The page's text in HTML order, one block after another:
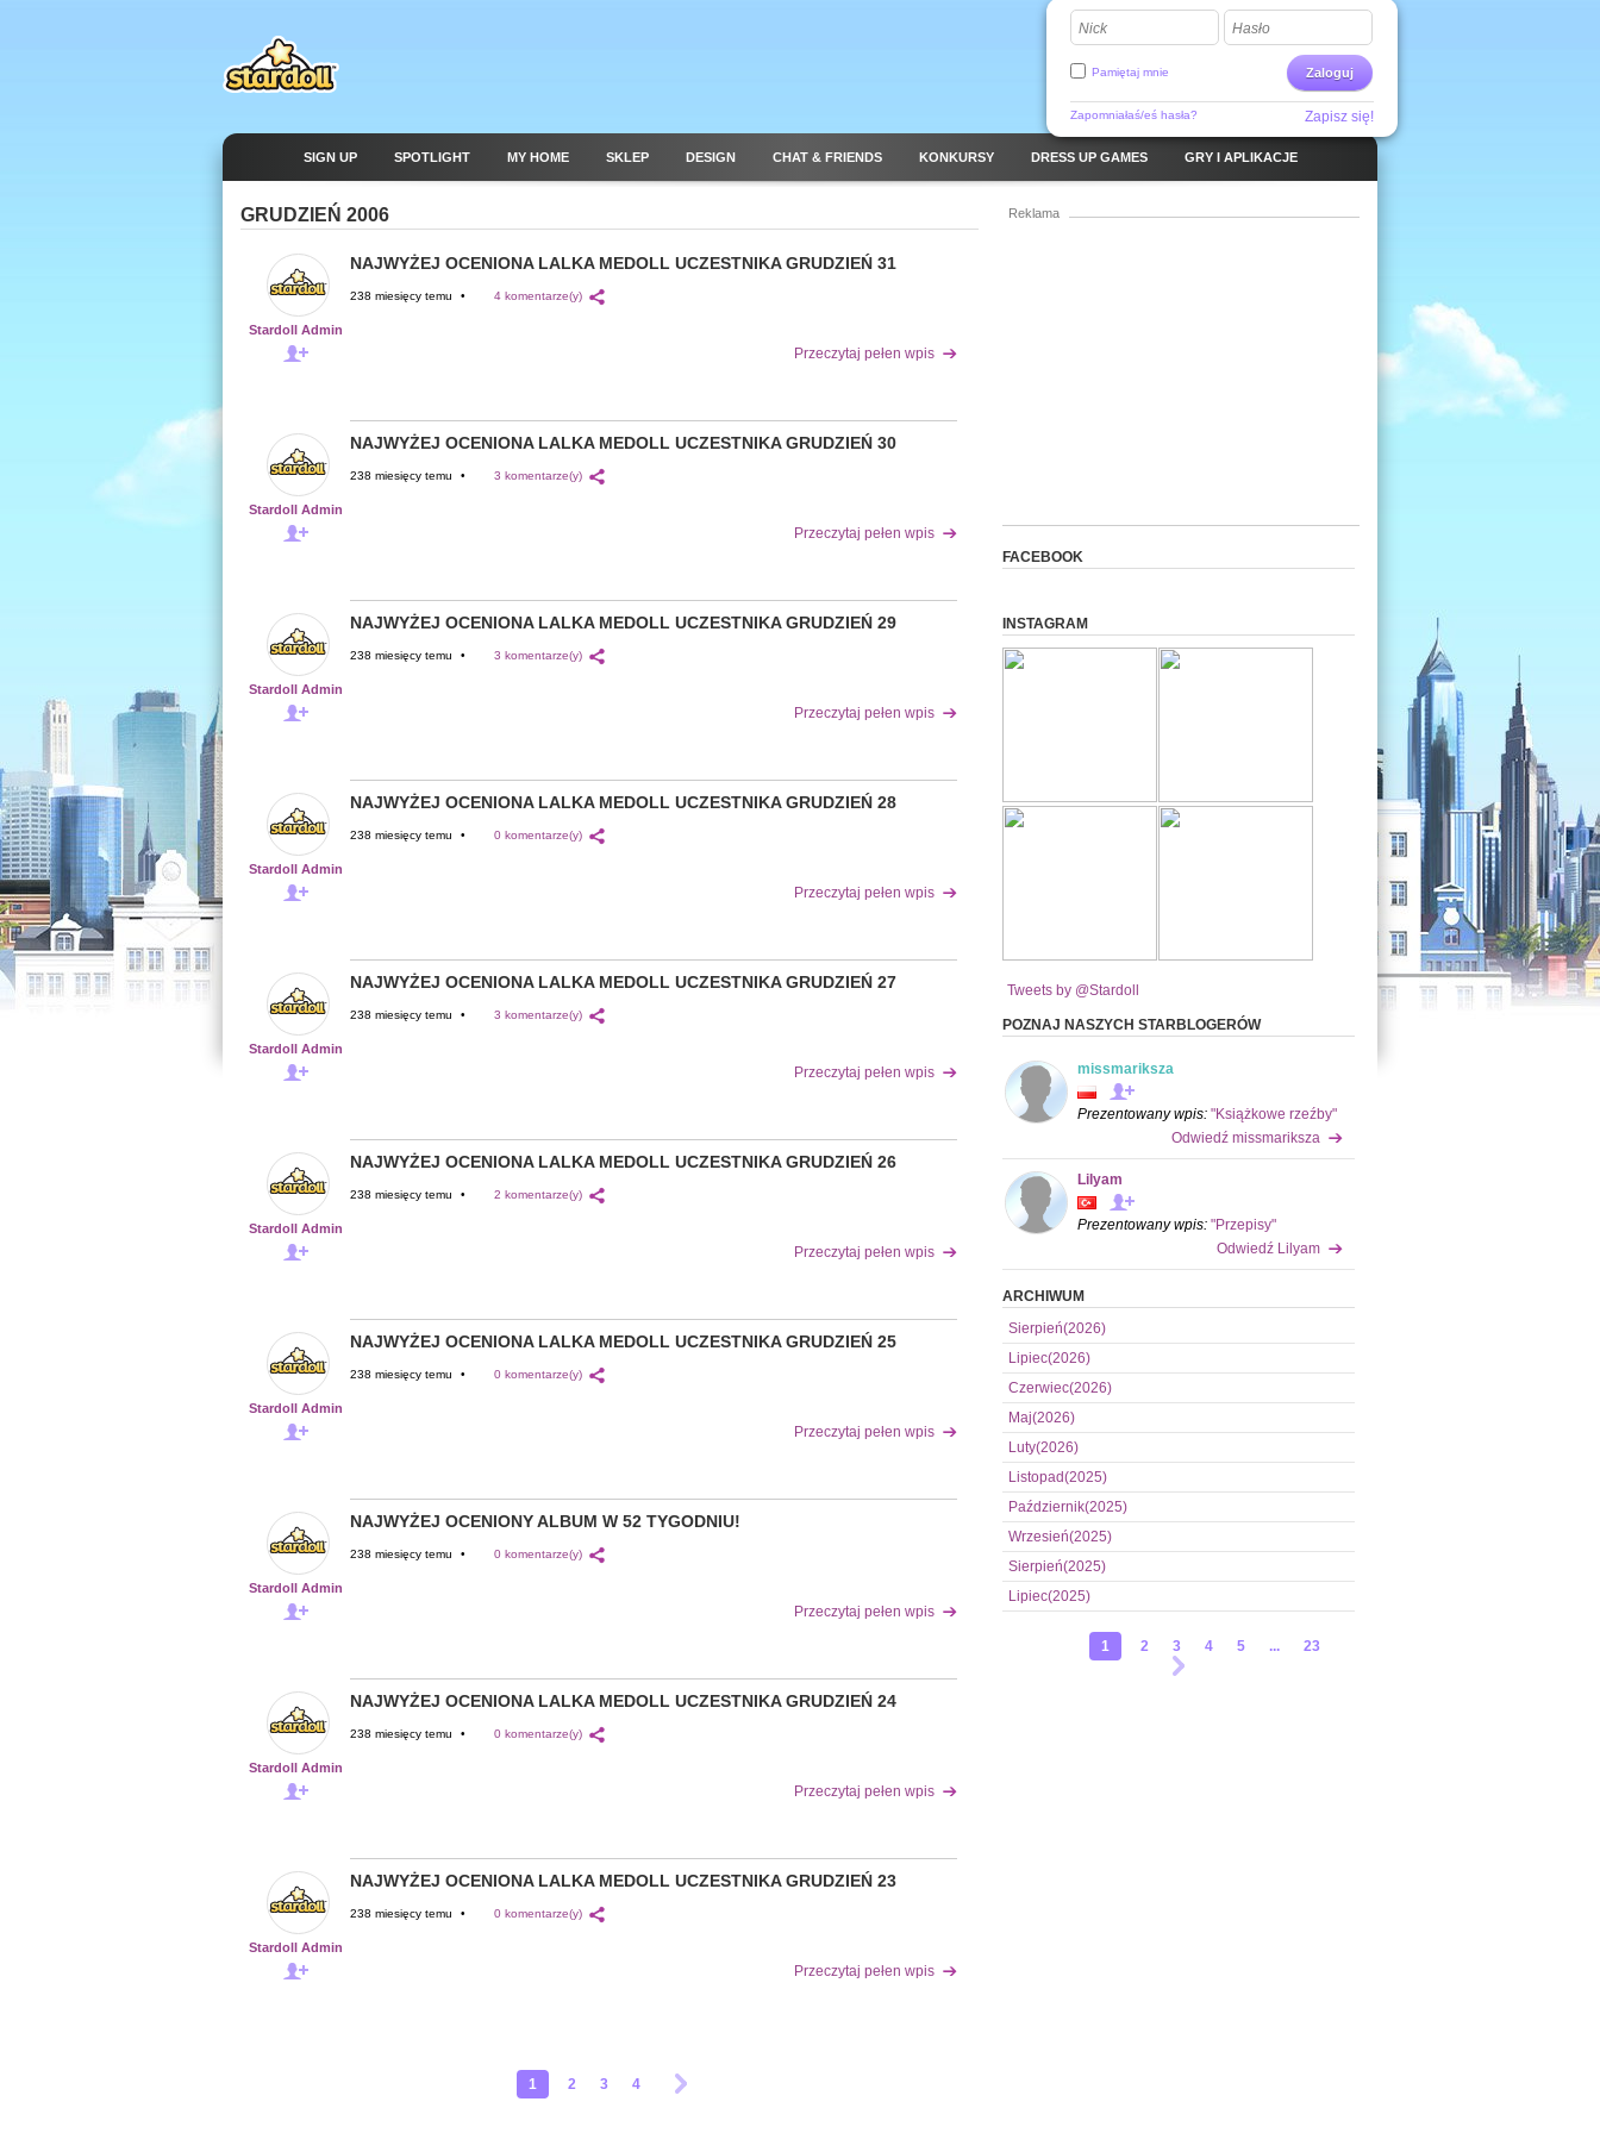
Nick Hasło
Zaloguj
Pamiętaj mnie
Zapomniałaś/eś hasła? Zapisz się!
SIGN UP SPOTLIGHT MY HOME SKLEP DESIGN CHAT & FRIENDS KONKURSY DRESS UP GAMES GRY I APLIKACJE
GRUDZIEŃ 2006
Stardoll Admin
NAJWYŻEJ OCENIONA LALKA MEDOLL UCZESTNIKA GRUDZIEŃ 31
238 miesięcy temu • 4 komentarze(y)
Przeczytaj pełen wpis
Stardoll Admin
NAJWYŻEJ OCENIONA LALKA MEDOLL UCZESTNIKA GRUDZIEŃ 30
238 miesięcy temu • 3 komentarze(y)
Przeczytaj pełen wpis
Stardoll Admin
NAJWYŻEJ OCENIONA LALKA MEDOLL UCZESTNIKA GRUDZIEŃ 29
238 miesięcy temu • 3 komentarze(y)
Przeczytaj pełen wpis
Stardoll Admin
NAJWYŻEJ OCENIONA LALKA MEDOLL UCZESTNIKA GRUDZIEŃ 28
238 miesięcy temu • 0 komentarze(y)
Przeczytaj pełen wpis
Stardoll Admin
NAJWYŻEJ OCENIONA LALKA MEDOLL UCZESTNIKA GRUDZIEŃ 27
238 miesięcy temu • 3 komentarze(y)
Przeczytaj pełen wpis
Stardoll Admin
NAJWYŻEJ OCENIONA LALKA MEDOLL UCZESTNIKA GRUDZIEŃ 26
238 miesięcy temu • 2 komentarze(y)
Przeczytaj pełen wpis
Stardoll Admin
NAJWYŻEJ OCENIONA LALKA MEDOLL UCZESTNIKA GRUDZIEŃ 25
238 miesięcy temu • 0 komentarze(y)
Przeczytaj pełen wpis
Stardoll Admin
NAJWYŻEJ OCENIONY ALBUM W 52 TYGODNIU!
238 miesięcy temu • 0 komentarze(y)
Przeczytaj pełen wpis
Stardoll Admin
NAJWYŻEJ OCENIONA LALKA MEDOLL UCZESTNIKA GRUDZIEŃ 24
238 miesięcy temu • 0 komentarze(y)
Przeczytaj pełen wpis
Stardoll Admin
NAJWYŻEJ OCENIONA LALKA MEDOLL UCZESTNIKA GRUDZIEŃ 23
238 miesięcy temu • 0 komentarze(y)
Przeczytaj pełen wpis
1 2 3 4
Reklama
FACEBOOK
INSTAGRAM
Tweets by @Stardoll
POZNAJ NASZYCH STARBLOGERÓW
missmariksza
Prezentowany wpis: "Książkowe rzeźby"
Odwiedź missmariksza
Lilyam
Prezentowany wpis: "Przepisy"
Odwiedź Lilyam
ARCHIWUM
Sierpień(2026)
Lipiec(2026)
Czerwiec(2026)
Maj(2026)
Luty(2026)
Listopad(2025)
Październik(2025)
Wrzesień(2025)
Sierpień(2025)
Lipiec(2025)
1 2 3 4 5 ... 23